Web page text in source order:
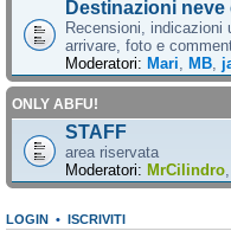
Destinazioni
Recensioni, indicazioni
arrivare, foto e
Moderatori: Mari MB
ONLY ABFU!
STAFF
area riservata
Moderatori: MrCilindro
LOGIN • ISCRIVITI